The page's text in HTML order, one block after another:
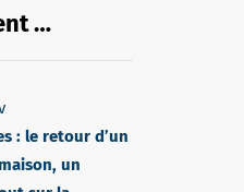
…
: le retour d’un
un